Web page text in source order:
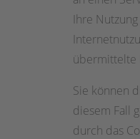
Ihre
übermittelte
Sie können
diesem Fall
durch das